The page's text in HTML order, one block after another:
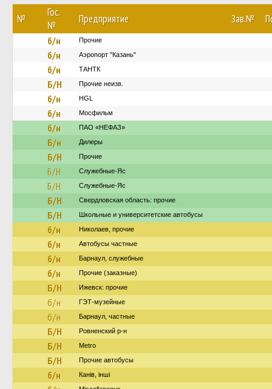
№
Гос.
№
Предприятие Зав.№
б/н Прочие
б/н Аэропорт "Казань"
б/н ТАНТК
Б/Н Прочие неизв.
б/н HGL
б/н Мосфильм
б/н ПАО «НЕФАЗ»
Б/н Дилеры
Б/Н Прочие
Б/Н Служебные-Яс
Б/Н Служебные-Яс
Б/Н Свердловская область: прочие
Б/Н Школьные и университетские автобусы
б/н Николаев, прочие
б/н Автобусы частные
б/н Барнаул, служебные
б/н Прочие (заказные)
Б/Н Ижевск: прочие
б/н ГЭТ-музейные
б/н Барнаул, частные
Б/Н Ровненский р-н
Б/Н Metro
Б/Н Прочие автобусы
б/н Канів, інші